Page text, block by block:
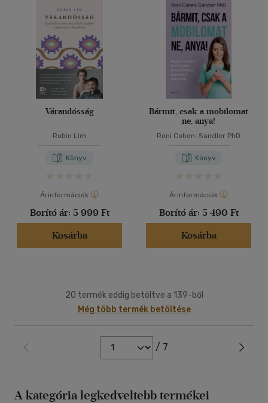
Várandósság
Robin Lim
Könyv
Árinformációk
Borító ár: 5 999 Ft
Kosárba
Bármit, csak a mobilomat
ne, anya!
Roni Cohen-Sandler PhD
Könyv
Árinformációk
Borító ár: 5 490 Ft
Kosárba
20 termék eddig betöltve a 139-ből
Még több termék betöltése
/ 7
A kategória legkedveltebb termékei